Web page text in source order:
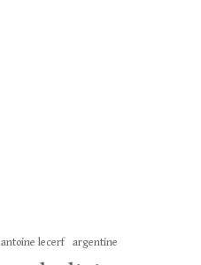
antoine lecerf argentine